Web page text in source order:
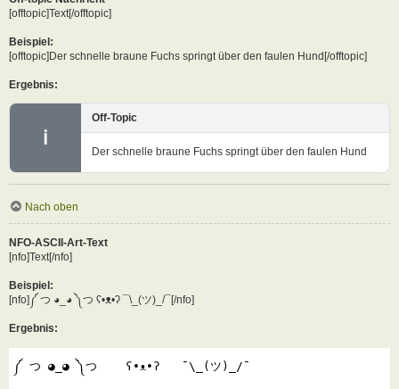
[offtopic]Text[/offtopic]
Beispiel:
[offtopic]Der schnelle braune Fuchs springt über den faulen Hund[/offtopic]
Ergebnis:
ℹ
Off-Topic
Der schnelle braune Fuchs springt über den faulen Hund
Nach oben
NFO-ASCII-Art-Text
[nfo]Text[/nfo]
Beispiel:
[nfo]༼ つ ◕_◕ ༽つ ʕ•ᴥ•ʔ ¯\_(ツ)_/¯[/nfo]
Ergebnis:
༼ つ ◕_◕ ༽つ    ʕ•ᴥ•ʔ   ¯\_(ツ)_/¯